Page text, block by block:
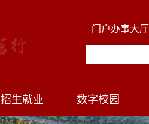
门户办事大厅
招生就业 数字校园